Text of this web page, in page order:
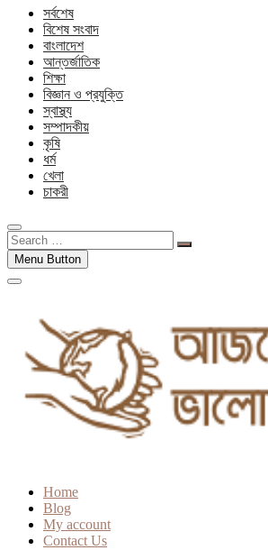
সর্বশেষ
বিশেষ সংবাদ
বাংলাদেশ
আন্তর্জাতিক
শিক্ষা
বিজ্ঞান ও প্রযুক্তি
স্বাস্থ্য
সম্পাদকীয়
কৃষি
ধর্ম
খেলা
চাকরী
Search
…Menu Button
Home
Blog
My account
Contact Us